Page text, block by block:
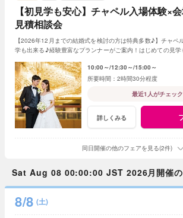
【初見学も安心】チャペル入場体験×
見積相談会
【2026年12月までの結婚式を検討の方は特典多数♪】チャペ
学も出来る♪経験豊富なプランナーがご案内！はじめての見
10:00～ 12:30～ 15:00～
2時間30分程度
最近1人がチェッ
詳しくみる
同日開催の他のフェアを見る(2件)
Sat Aug 08 00:00:00 JST 2026月開催の
8/8 (土)